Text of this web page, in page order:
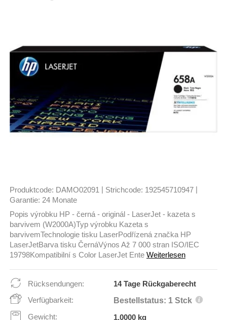
Produktcode: DAMO02091 Strichcode: 192545710947
Garantie: 24 Monate
Popis výrobku HP - černá - originál - LaserJet - kazeta s
barvivem (W2000A)Typ výrobku Kazeta s
barvivemTechnologie tisku LaserPodřízená značka HP
LaserJetBarva tisku ČernáVýnos Až 7 000 stran ISO/IEC
19798Kompatibilní s Color LaserJet Ente Weiterlesen
Rücksendungen:
14 Tage Rückgaberecht
Verfügbarkeit:
Bestellstatus: 1 Stck
Gewicht: 1,0000 kg